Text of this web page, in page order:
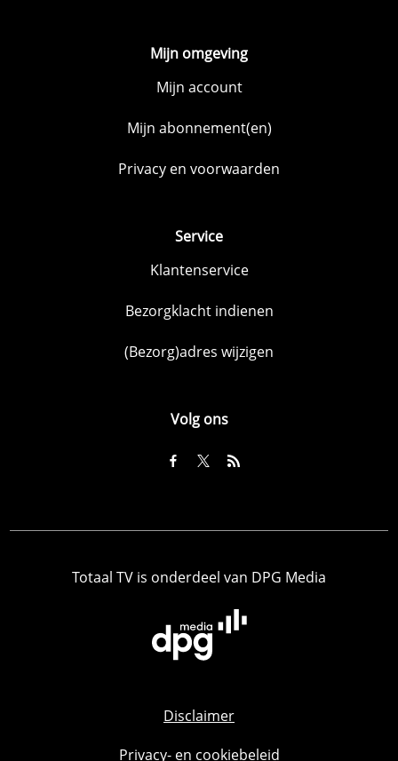
Mijn omgeving
Mijn account
Mijn abonnement(en)
Privacy en voorwaarden
Service
Klantenservice
Bezorgklacht indienen
(Bezorg)adres wijzigen
Volg ons
Totaal TV is onderdeel van DPG Media
Disclaimer
Privacy- en cookiebeleid